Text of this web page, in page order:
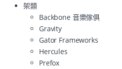
架類
Backbone 音樂傢俱
Gravity
Gator Frameworks
Hercules
Prefox